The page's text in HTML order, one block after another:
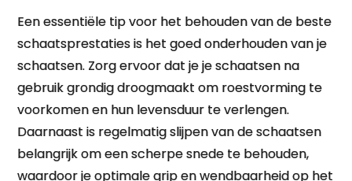
Een essentiële tip voor het behouden van de beste
schaatsprestaties is het goed onderhouden van je
schaatsen. Zorg ervoor dat je je schaatsen na
gebruik grondig droogmaakt om roestvorming te
voorkomen en hun levensduur te verlengen.
Daarnaast is regelmatig slijpen van de schaatsen
belangrijk om een scherpe snede te behouden,
waardoor je optimale grip en wendbaarheid op het